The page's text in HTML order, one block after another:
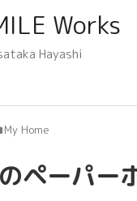
Works
Hayashi
My Home
ペーパー